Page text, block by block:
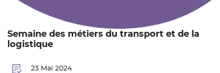
Semaine des métiers du transport et de la
logistique
23 Mai 2024